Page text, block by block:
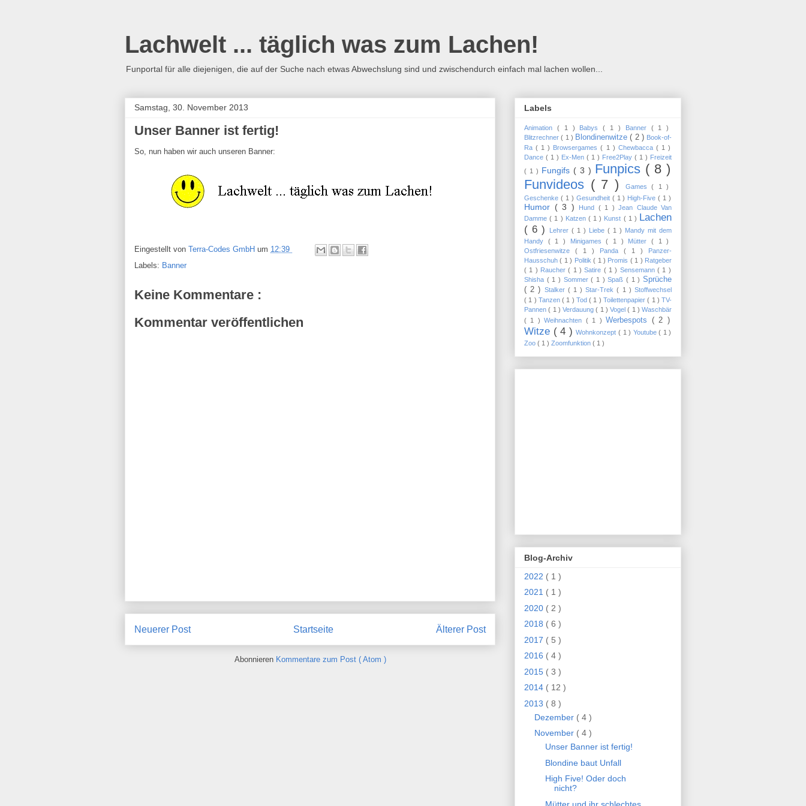
Lachwelt ... täglich was zum Lachen!
Funportal für alle diejenigen, die auf der Suche nach etwas Abwechslung sind und zwischendurch einfach mal lachen wollen...
Samstag, 30. November 2013
Unser Banner ist fertig!
So, nun haben wir auch unseren Banner:
Eingestellt von Terra-Codes GmbH um 12:39
Labels: Banner
Keine Kommentare :
Kommentar veröffentlichen
Neuerer Post Älterer Post
Startseite
Abonnieren Kommentare zum Post ( Atom )
Labels
Animation ( 1 ) Babys( 1 ) Banner ( 1 )
Blitzrechner( 1 ) Blondinenwitze( 2 ) Book-of-
Ra( 1 ) Browsergames( 1 ) Chewbacca ( 1 )
Dance ( 1 ) Ex-Men ( 1 ) Free2Play ( 1 ) Freizeit
( 1 ) Fungifs ( 3 ) Funpics ( 8 )
Funvideos ( 7 ) Games( 1 )
Geschenke ( 1 ) Gesundheit ( 1 ) High-Five( 1 )
Humor ( 3 ) Hund ( 1 ) Jean Claude Van
Damme( 1 ) Katzen ( 1 ) Kunst ( 1 )
Lachen
( 6 )
Lehrer ( 1 ) Liebe ( 1 ) Mandy mit dem
Handy ( 1 ) Minigames( 1 ) Mütter( 1 )
Ostfriesenwitze ( 1 ) Panda ( 1 )
Panzer-
Hausschuh( 1 ) Politik( 1 ) Promis ( 1 ) Ratgeber
( 1 ) Raucher( 1 )Satire ( 1 ) Sensemann( 1 )
Shisha ( 1 ) Sommer( 1 )Spaß( 1 )Sprüche
( 2 ) Stalker ( 1 )Star-Trek( 1 )Stoffwechsel
( 1 ) Tanzen( 1 ) Tod( 1 ) Toilettenpapier( 1 )TV-
Pannen( 1 ) Verdauung( 1 ) Vogel( 1 ) Waschbär
( 1 )Weihnachten ( 1 )Werbespots ( 2 )
Witze ( 4 )Wohnkonzept ( 1 ) Youtube( 1 )
Zoo ( 1 ) Zoomfunktion ( 1 )
Blog-Archiv
2022 ( 1 )
2021 ( 1 )
2020 ( 2 )
2018 ( 6 )
2017 ( 5 )
2016 ( 4 )
2015 ( 3 )
2014 ( 12 )
2013 ( 8 )
Dezember ( 4 )
November ( 4 )
Unser Banner ist fertig!
Blondine baut Unfall
High Five! Oder doch
nicht?
Mütter und ihr schlechtes